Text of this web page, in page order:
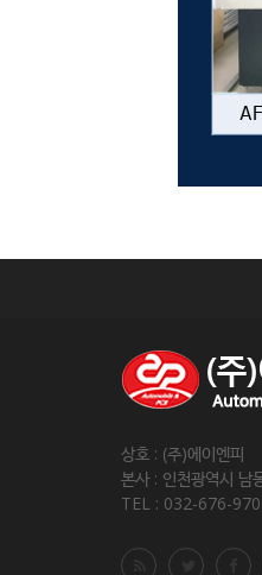
상호 : (주)에이엔피
본사 : 인천광역시 남
TEL : 032-676-